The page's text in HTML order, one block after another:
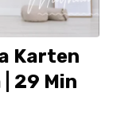
Karten
29 Min